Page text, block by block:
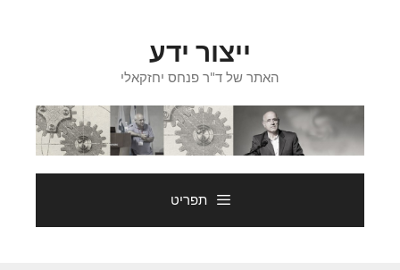
ייצור ידע
האתר של ד"ר פנחס יחזקאלי
תפריט